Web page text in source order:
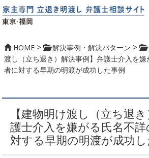
HOME > 解決事例・解決パターン >
渡し（立ち退き）解決事例】弁護士介入を
者に対する早期の明渡が成功した事例
【建物明け渡し（立ち退
護士介入を嫌がる氏名不
対する早期の明渡が成功